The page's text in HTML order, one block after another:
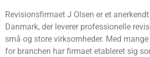
Revisionsfirmaet J Olsen er et
Danmark, der leverer professionelle
små og store virksomheder. Med
for branchen har firmaet etableret sig